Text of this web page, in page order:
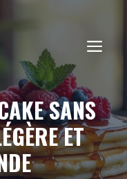
SANS
ET